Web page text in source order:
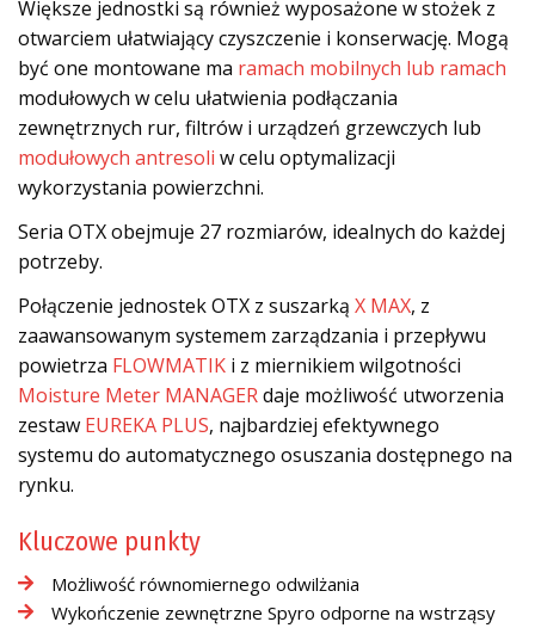
Większe jednostki są również wyposażone w stożek z
otwarciem ułatwiający czyszczenie i konserwację. Mogą
być one montowane ma ramach mobilnych lub ramach
modułowych w celu ułatwienia podłączania
zewnętrznych rur, filtrów i urządzeń grzewczych lub
modułowych antresoli w celu optymalizacji
wykorzystania powierzchni.
Seria OTX obejmuje 27 rozmiarów, idealnych do każdej
potrzeby.
Połączenie jednostek OTX z suszarką X MAX, z
zaawansowanym systemem zarządzania i przepływu
powietrza FLOWMATIK i z miernikiem wilgotności
Moisture Meter MANAGERdaje możliwość utworzenia
zestaw EUREKA PLUS, najbardziej efektywnego
systemu do automatycznego osuszania dostępnego na
rynku.
Kluczowe punkty
Możliwość równomiernego odwilżania
Wykończenie zewnętrzne Spyro odporne na wstrząsy